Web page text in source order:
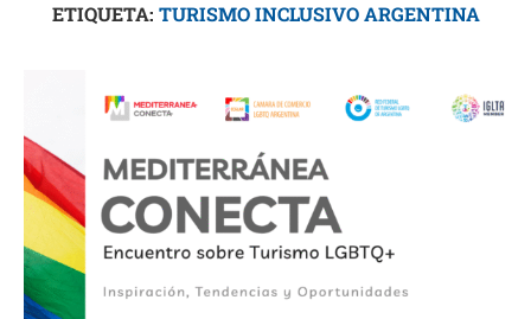
ETIQUETA: TURISMO INCLUSIVO ARGENTINA